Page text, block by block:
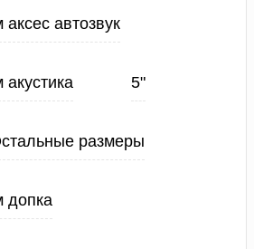
автозвук
5"
размеры
допка